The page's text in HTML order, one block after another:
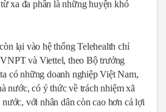
xa đa phần là những huyện khó
lại vào hệ thống Telehealth chỉ
và Viettel, theo Bộ trưởng
có những doanh nghiệp Việt Nam,
nước, có ý thức về trách nhiệm xã
với nhân dân còn cao hơn cả lợi